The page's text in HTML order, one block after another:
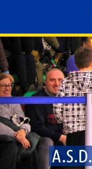
content